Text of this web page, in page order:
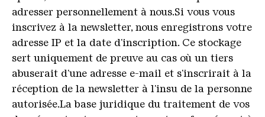
adresser personnellement à nous.Si vous vous
inscrivez à la newsletter, nous enregistrons votre
adresse IP et la date d'inscription. Ce stockage
sert uniquement de preuve au cas où un tiers
abuserait d'une adresse e-mail et s'inscrirait à la
réception de la newsletter à l'insu de la personne
autorisée.La base juridique du traitement de vos